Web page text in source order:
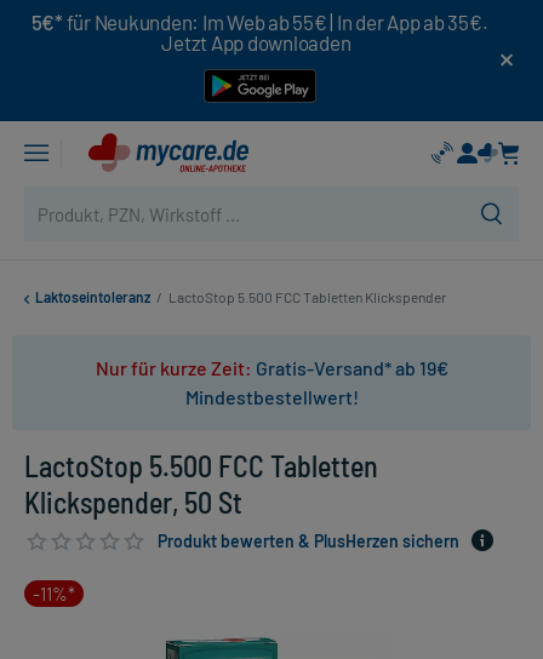
5€* für Neukunden: Im Web ab 55€ | In der App ab 35€.
Jetzt App downloaden
Laktoseintoleranz / LactoStop 5.500 FCC Tabletten Klickspender
Nur für kurze Zeit: Gratis-Versand* ab 19€
Mindestbestellwert!
LactoStop 5.500 FCC Tabletten
Klickspender, 50 St
Produkt bewerten & PlusHerzen sichern
-11%*